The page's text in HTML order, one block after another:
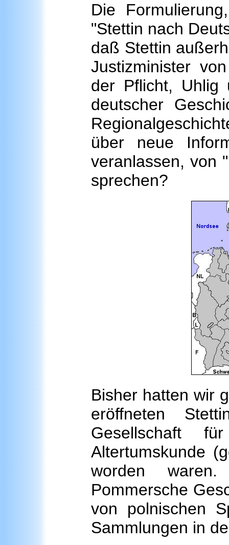
Die
"Stettin nach
daß Stettin
Justizminister
der Pflicht, Uhlig
deutscher
über neue
veranlassen, von
sprechen?
Bisher hatten wir
eröffneten
Gesellschaft
Altertumskunde
worden
Pommersche
von polnischen
Sammlungen in